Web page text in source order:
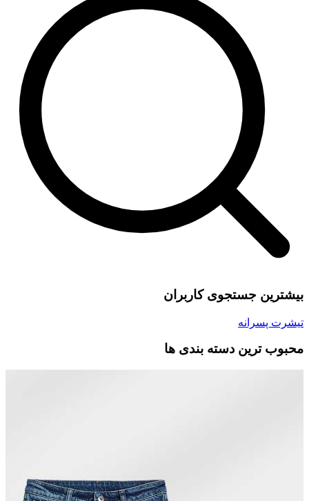
بیشترین جستجوی کاربران
تیشرت پسرانه
محبوب ترین دسته بندی ها